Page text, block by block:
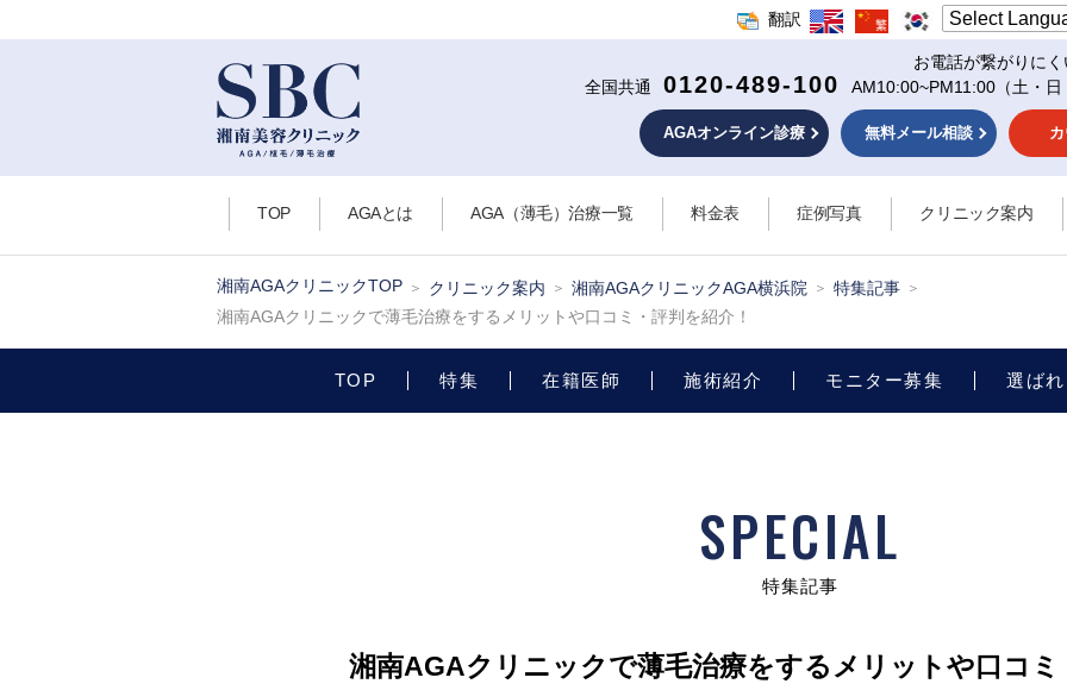
翻訳
お電話が繋がりに
全国共通
0120-489-100 AM10:00~PM11:00 （土・
AGAオンライン診療 無料メール相談
TOP AGAとは AGA（薄毛）治療一覧 料金表 症例写真 クリニック案内
湘南AGAクリニックTOP クリニック案内 湘南AGAクリニックAGA横浜院
特集記事
湘南AGAクリニックで薄毛治療をするメリットや口コミ・評判を紹介！
TOP 特集 在籍医師 施術紹介 モニター募集 選ば
SPECIAL
特集記事
湘南AGAクリニックで薄毛治療をするメリットや口コミ